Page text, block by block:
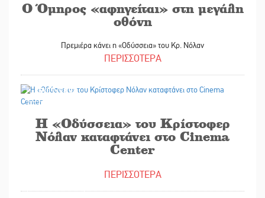
Ο Όμηρος «αφηγείται» στη μεγάλη
οθόνη
Πρεμιέρα κάνει η «Οδύσσεια» του Κρ. Νόλαν
ΠΕΡΙΣΣΟΤΕΡΑ
15/07/2026
Η «Οδύσσεια» του Κρίστοφερ
Νόλαν καταφτάνει στο Cinema
Center
ΠΕΡΙΣΣΟΤΕΡΑ